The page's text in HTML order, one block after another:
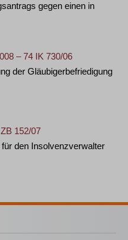
gegen einen in
– 74 IK 730/06
der Gläubigerbefriedigung
152/07
den Insolvenzverwalter